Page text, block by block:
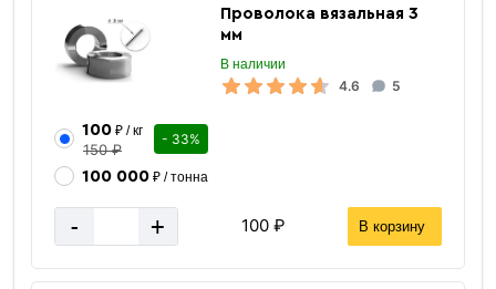
Проволока вязальная 3
мм
В наличии
4.6 5
100₽ / кг
150 ₽
- 33%
100 000₽ / тонна
- + 100 ₽ В корзину